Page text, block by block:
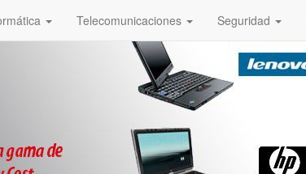
Telecomunicaciones Seguridad